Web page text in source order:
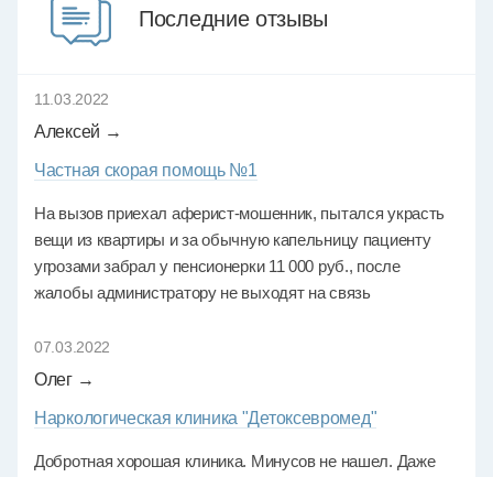
Последние отзывы
11.03.2022
Алексей →
Частная скорая помощь №1
На вызов приехал аферист-мошенник, пытался украсть
вещи из квартиры и за обычную капельницу пациенту
угрозами забрал у пенсионерки 11 000 руб., после
жалобы администратору не выходят на связь
07.03.2022
Олег →
Наркологическая клиника "Детоксевромед"
Добротная хорошая клиника. Минусов не нашел. Даже